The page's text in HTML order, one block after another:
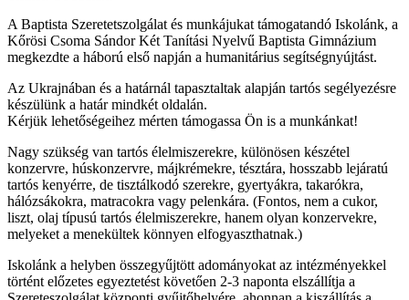
A Baptista Szeretetszolgálat és munkájukat támogatandó Iskolánk, a
Kőrösi Csoma Sándor Két Tanítási Nyelvű Baptista Gimnázium
megkezdte a háború első napján a humanitárius segítségnyújtást.
Az Ukrajnában és a határnál tapasztaltak alapján tartós segélyezésre
készülünk a határ mindkét oldalán.
Kérjük lehetőségeihez mérten támogassa Ön is a munkánkat!
Nagy szükség van tartós élelmiszerekre, különösen készétel
konzervre, húskonzervre, májkrémekre, tésztára, hosszabb lejáratú
tartós kenyérre, de tisztálkodó szerekre, gyertyákra, takarókra,
hálózsákokra, matracokra vagy pelenkára. (Fontos, nem a cukor,
liszt, olaj típusú tartós élelmiszerekre, hanem olyan konzervekre,
melyeket a menekültek könnyen elfogyaszthatnak.)
Iskolánk a helyben összegyűjtött adományokat az intézményekkel
történt előzetes egyeztetést követően 2-3 naponta elszállítja a